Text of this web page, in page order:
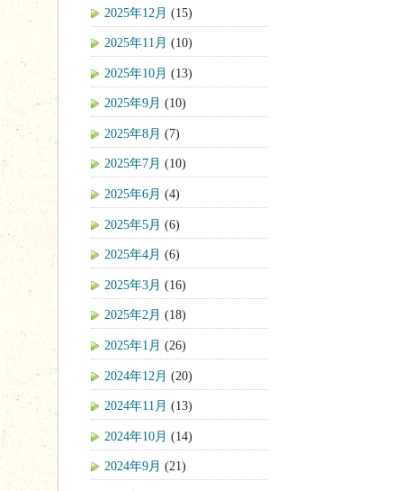
2025年12月 (15)
2025年11月 (10)
2025年10月 (13)
2025年9月 (10)
2025年8月 (7)
2025年7月 (10)
2025年6月 (4)
2025年5月 (6)
2025年4月 (6)
2025年3月 (16)
2025年2月 (18)
2025年1月 (26)
2024年12月 (20)
2024年11月 (13)
2024年10月 (14)
2024年9月 (21)